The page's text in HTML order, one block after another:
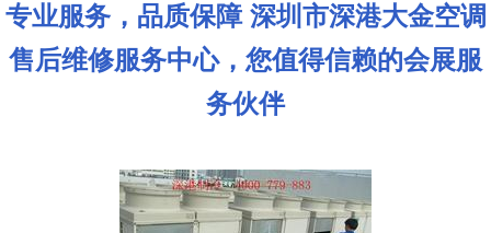
专业服务，品质保障 深圳市深港大金空调
售后维修服务中心，您值得信赖的会展服
务伙伴